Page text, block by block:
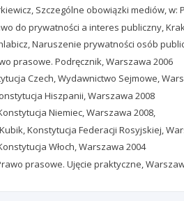
Szczególne obowiązki mediów, w:
do prywatności a interes publiczny,
Naruszenie prywatności osób
prasowe. Podręcznik, Warszawa 2006
Czech, Wydawnictwo Sejmowe,
Hiszpanii, Warszawa 2008
Niemiec, Warszawa 2008,
Konstytucja Federacji Rosyjskiej,
Włoch, Warszawa 2004
prasowe. Ujęcie praktyczne,